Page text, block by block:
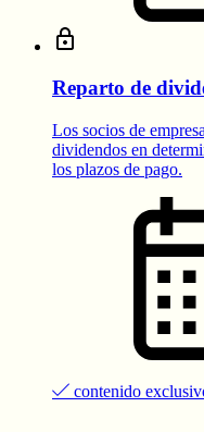
Reparto de
Los socios de
dividendos en
los plazos de pago.
contenido